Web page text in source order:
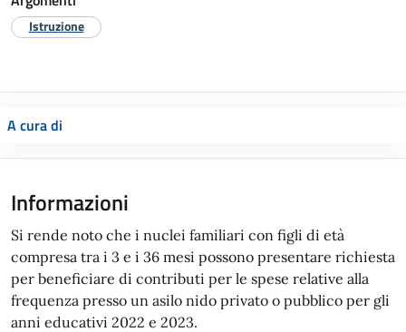
Istruzione
A cura di
Informazioni
Si rende noto che i nuclei familiari con figli di età
compresa tra i 3 e i 36 mesi possono presentare richiesta
per beneficiare di contributi per le spese relative alla
frequenza presso un asilo nido privato o pubblico per gli
anni educativi 2022 e 2023.